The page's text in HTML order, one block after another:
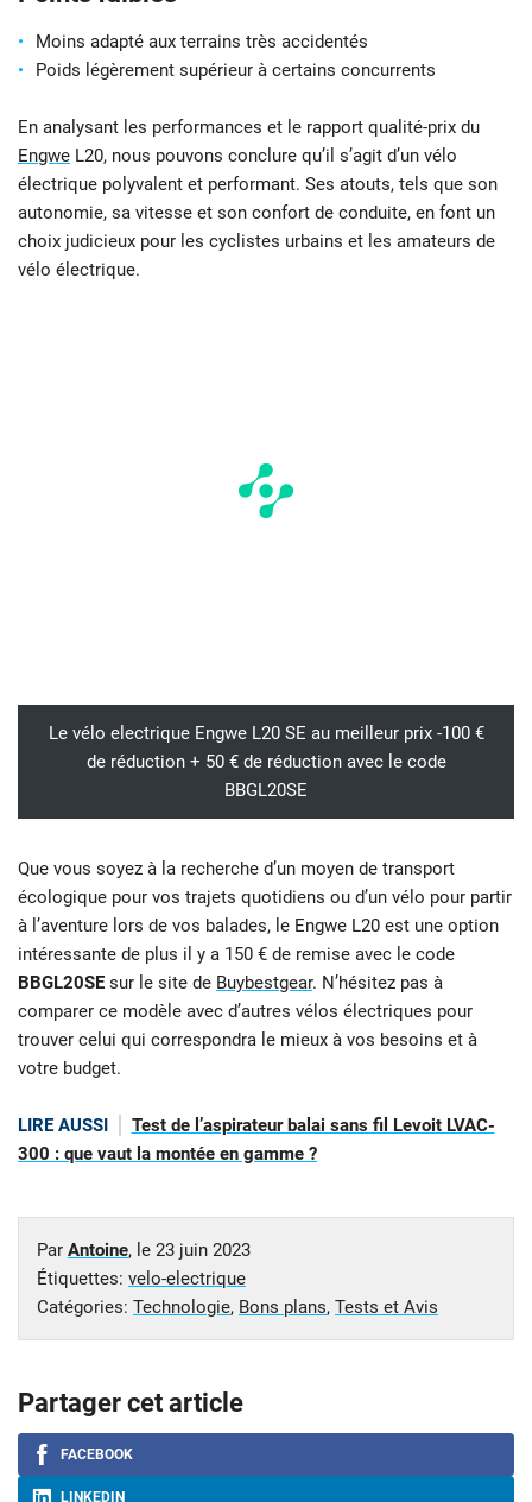
Moins adapté aux terrains très accidentés
Poids légèrement supérieur à certains concurrents
En analysant les performances et le rapport qualité-prix du
Engwe L20, nous pouvons conclure qu’il s’agit d’un vélo
électrique polyvalent et performant. Ses atouts, tels que son
autonomie, sa vitesse et son confort de conduite, en font un
choix judicieux pour les cyclistes urbains et les amateurs de
vélo électrique.
Le vélo electrique Engwe L20 SE au meilleur prix -100 €
de réduction + 50 € de réduction avec le code
BBGL20SE
Que vous soyez à la recherche d’un moyen de transport
écologique pour vos trajets quotidiens ou d’un vélo pour partir
à l’aventure lors de vos balades, le Engwe L20 est une option
intéressante de plus il y a 150 € de remise avec le code
BBGL20SE sur le site de Buybestgear. N’hésitez pas à
comparer ce modèle avec d’autres vélos électriques pour
trouver celui qui correspondra le mieux à vos besoins et à
votre budget.
LIRE AUSSI
Test de l’aspirateur balai sans fil Levoit LVAC-
300 : que vaut la montée en gamme ?
Par Antoine, le 23 juin 2023
Étiquettes: velo-electrique
Catégories: Technologie, Bons plans, Tests et Avis
Partager cet article
FACEBOOK
LINKEDIN